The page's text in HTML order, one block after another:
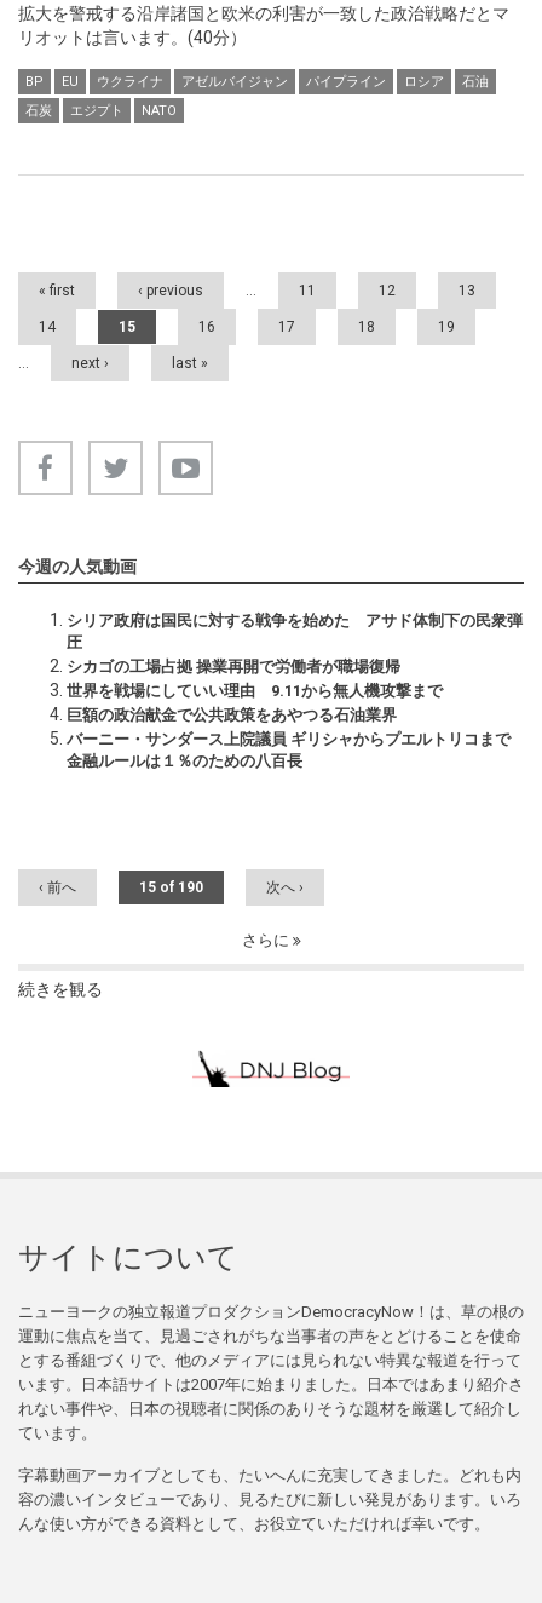
拡大を警戒する沿岸諸国と欧米の利害が一致した政治戦略だとマ
リオットは言います。(40分）
BP EU ウクライナ アゼルバイジャン パイプライン ロシア
石油
石炭
エジプト NATO
Pages
« first ‹ previous … 11 12 13
14 15 16 17 18 19
… next › last »
今週の人気動画
シリア政府は国民に対する戦争を始めた アサド体制下の民衆弾
圧
シカゴの工場占拠 操業再開で労働者が職場復帰
世界を戦場にしていい理由 9.11から無人機攻撃まで
巨額の政治献金で公共政策をあやつる石油業界
バーニー・サンダース上院議員 ギリシャからプエルトリコまで
金融ルールは１％のための八百長
‹ 前へ 15 of 190 次へ ›
さらに
続きを観る
サイトについて
ニューヨークの独立報道プロダクションDemocracyNow！は、草の根の
運動に焦点を当て、見過ごされがちな当事者の声をとどけることを使命
とする番組づくりで、他のメディアには見られない特異な報道を行って
います。日本語サイトは2007年に始まりました。日本ではあまり紹介さ
れない事件や、日本の視聴者に関係のありそうな題材を厳選して紹介し
ています。
字幕動画アーカイブとしても、たいへんに充実してきました。どれも内
容の濃いインタビューであり、見るたびに新しい発見があります。いろ
んな使い方ができる資料として、お役立ていただければ幸いです。